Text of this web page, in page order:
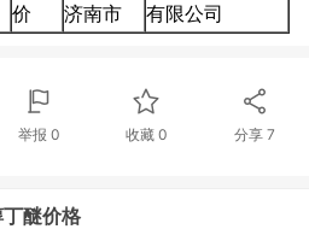
价
济南市
有限公司
举报 0 收藏 0 分享7
醚价格